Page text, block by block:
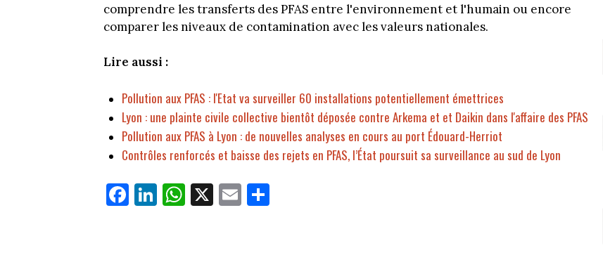
comprendre les transferts des PFAS entre l'environnement et l'humain ou encore
comparer les niveaux de contamination avec les valeurs nationales.
Lire aussi :
Pollution aux PFAS : l'Etat va surveiller 60 installations potentiellement émettrices
Lyon : une plainte civile collective bientôt déposée contre Arkema et et Daikin dans l'affaire des PFAS
Pollution aux PFAS à Lyon : de nouvelles analyses en cours au port Édouard-Herriot
Contrôles renforcés et baisse des rejets en PFAS, l’État poursuit sa surveillance au sud de Lyon
Fa
ce
Li
nk
W
ha
X E
m